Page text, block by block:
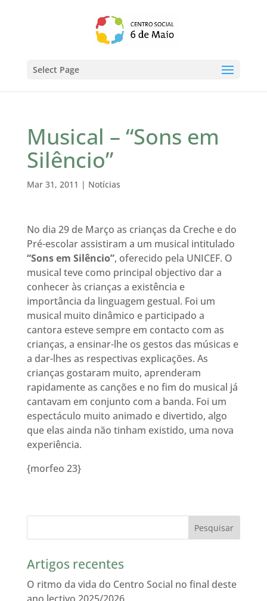
Select Page
Musical – “Sons em
Silêncio”
Mar 31, 2011 | Notícias
No dia 29 de Março as crianças da Creche e do
Pré-escolar assistiram a um musical intitulado
“Sons em Silêncio”, oferecido pela UNICEF. O
musical teve como principal objectivo dar a
conhecer às crianças a existência e
importância da linguagem gestual. Foi um
musical muito dinâmico e participado a
cantora esteve sempre em contacto com as
crianças, a ensinar-lhe os gestos das músicas e
a dar-lhes as respectivas explicações. As
crianças gostaram muito, aprenderam
rapidamente as canções e no fim do musical já
cantavam em conjunto com a banda. Foi um
espectáculo muito animado e divertido, algo
que elas ainda não tinham existido, uma nova
experiência.
{morfeo 23}
Artigos recentes
O ritmo da vida do Centro Social no final deste